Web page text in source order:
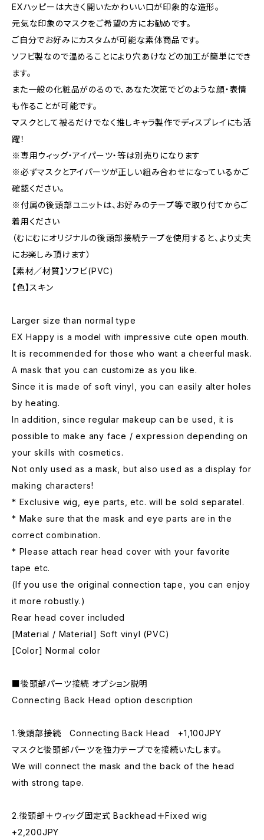
EXハッピーは大きく開いたかわいい口が印象的な造形。
元気な印象のマスクをご希望の方にお勧めです。
ご自分でお好みにカスタムが可能な素体商品です。
ソフビ製なので温めることにより穴あけなどの加工が簡単にでき
ます。
また一般の化粧品がのるので、あなた次第でどのような顔・表情
も作ることが可能です。
マスクとして被るだけでなく推しキャラ製作でディスプレイにも活
躍！
※専用ウィッグ・アイパーツ・等は別売りになります
※必ずマスクとアイパーツが正しい組み合わせになっているかご
確認ください。
※付属の後頭部ユニットは、お好みのテープ等で取り付てからご
着用ください
（むにむにオリジナルの後頭部接続テープを使用すると、より丈夫
にお楽しみ頂けます）
【素材／材質】ソフビ(PVC)
【色】スキン
Larger size than normal type
EX Happy is a model with impressive cute open mouth.
It is recommended for those who want a cheerful mask.
A mask that you can customize as you like.
Since it is made of soft vinyl, you can easily alter holes
by heating.
In addition, since regular makeup can be used, it is
possible to make any face / expression depending on
your skills with cosmetics.
Not only used as a mask, but also used as a display for
making characters!
* Exclusive wig, eye parts, etc. will be sold separatel.
* Make sure that the mask and eye parts are in the
correct combination.
* Please attach rear head cover with your favorite
tape etc.
(If you use the original connection tape, you can enjoy
it more robustly.)
Rear head cover included
[Material / Material] Soft vinyl (PVC)
[Color] Normal color
■後頭部パーツ接続 オプション説明
Connecting Back Head option description
1.後頭部接続 Connecting Back Head +1,100JPY
マスクと後頭部パーツを強力テープでを接続いたします。
We will connect the mask and the back of the head
with strong tape.
2.後頭部＋ウィッグ固定式 Backhead＋Fixed wig
+2,200JPY